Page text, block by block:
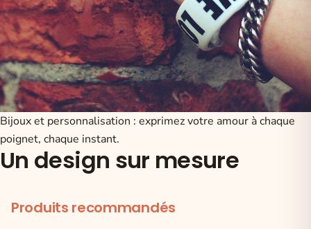
Bijoux et personnalisation : exprimez votre amour à chaque
poignet, chaque instant.
Un design sur mesure
Produits recommandés